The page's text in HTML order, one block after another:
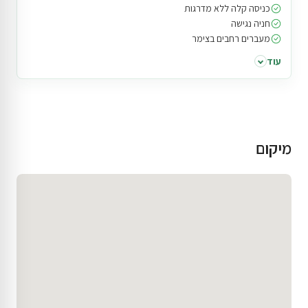
כניסה קלה ללא מדרגות
חניה נגישה
מעברים רחבים בצימר
עוד
מיקום